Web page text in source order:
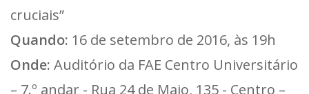
cruciais”
Quando: 16 de setembro de 2016, às 19h
Onde: Auditório da FAE Centro Universitário
– 7.º andar - Rua 24 de Maio, 135 - Centro –